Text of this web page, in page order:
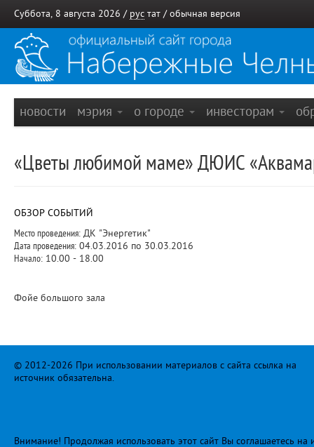
Суббота, 8 августа 2026 / рус тат / обычная версия
новости мэрия о городе инвесторам
«Цветы любимой маме» ДЮИС
ОБЗОР СОБЫТИЙ
Место проведения: ДК "Энергетик"
Дата проведения: 04.03.2016 по 30.03.2016
Начало: 10.00 - 18.00
Фойе большого зала
© 2012-2026 При использовании материалов с сайта ссылка на
источник обязательна.
Внимание! Продолжая использовать этот сайт Вы соглашаетесь